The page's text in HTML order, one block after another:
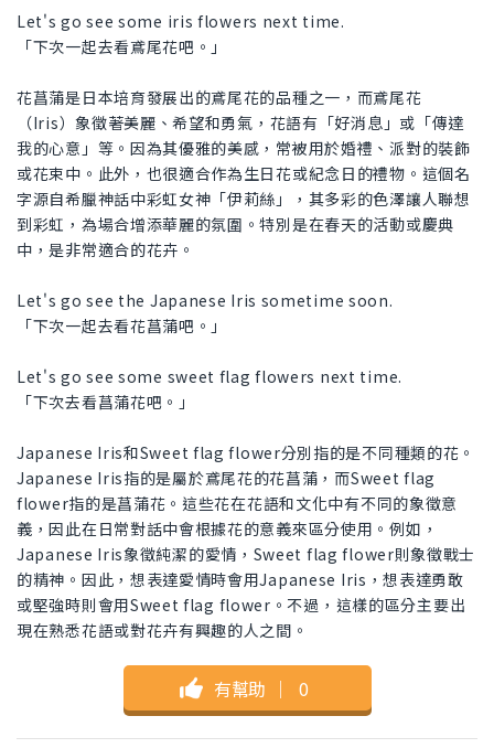
Let's go see some iris flowers next time.
「下次一起去看鳶尾花吧。」
花菖蒲是日本培育發展出的鳶尾花的品種之一，而鳶尾花
（Iris）象徵著美麗、希望和勇氣，花語有「好消息」或「傳達
我的心意」等。因為其優雅的美感，常被用於婚禮、派對的裝飾
或花束中。此外，也很適合作為生日花或紀念日的禮物。這個名
字源自希臘神話中彩虹女神「伊莉絲」，其多彩的色澤讓人聯想
到彩虹，為場合增添華麗的氛圍。特別是在春天的活動或慶典
中，是非常適合的花卉。
Let's go see the Japanese Iris sometime soon.
「下次一起去看花菖蒲吧。」
Let's go see some sweet flag flowers next time.
「下次去看菖蒲花吧。」
Japanese Iris和Sweet flag flower分別指的是不同種類的花。
Japanese Iris指的是屬於鳶尾花的花菖蒲，而Sweet flag
flower指的是菖蒲花。這些花在花語和文化中有不同的象徵意
義，因此在日常對話中會根據花的意義來區分使用。例如，
Japanese Iris象徵純潔的愛情，Sweet flag flower則象徵戰士
的精神。因此，想表達愛情時會用Japanese Iris，想表達勇敢
或堅強時則會用Sweet flag flower。不過，這樣的區分主要出
現在熟悉花語或對花卉有興趣的人之間。
有幫助 ｜ 0